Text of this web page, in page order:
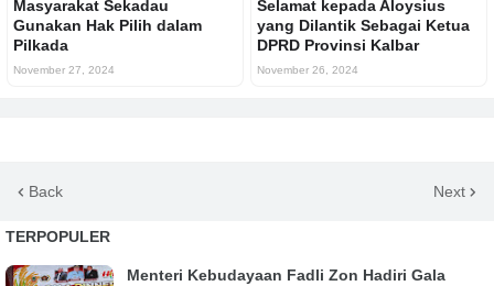
Masyarakat Sekadau
Gunakan Hak Pilih dalam
Pilkada
November 27, 2024
Selamat kepada Aloysius
yang Dilantik Sebagai Ketua
DPRD Provinsi Kalbar
November 26, 2024
Back Next
TERPOPULER
Menteri Kebudayaan Fadli Zon Hadiri Gala